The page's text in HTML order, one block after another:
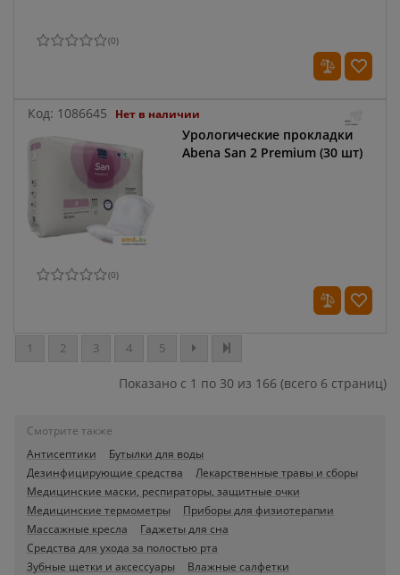
(0)
Код: 1086645 Нет в наличии
Урологические прокладки
Abena San 2 Premium (30 шт)
(0)
1 2 3 4 5
Показано с 1 по 30 из 166 (всего 6 страниц)
Смотрите также
Антисептики
Бутылки для воды
Дезинфицирующие средства
Лекарственные травы и сборы
Медицинские маски, респираторы, защитные очки
Медицинские термометры
Приборы для физиотерапии
Массажные кресла
Гаджеты для сна
Средства для ухода за полостью рта
Зубные щетки и аксессуары
Влажные салфетки